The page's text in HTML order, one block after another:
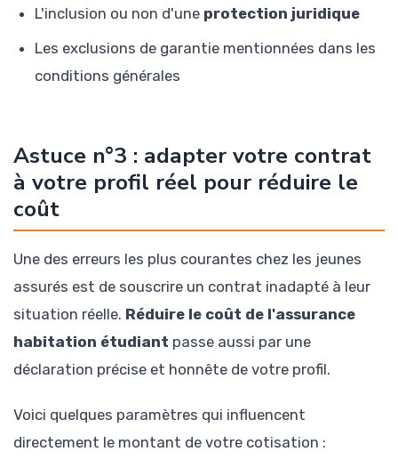
L'inclusion ou non d'une protection juridique
Les exclusions de garantie mentionnées dans les
conditions générales
Astuce n°3 : adapter votre contrat
à votre profil réel pour réduire le
coût
Une des erreurs les plus courantes chez les jeunes
assurés est de souscrire un contrat inadapté à leur
situation réelle. Réduire le coût de l'assurance
habitation étudiant passe aussi par une
déclaration précise et honnête de votre profil.
Voici quelques paramètres qui influencent
directement le montant de votre cotisation :